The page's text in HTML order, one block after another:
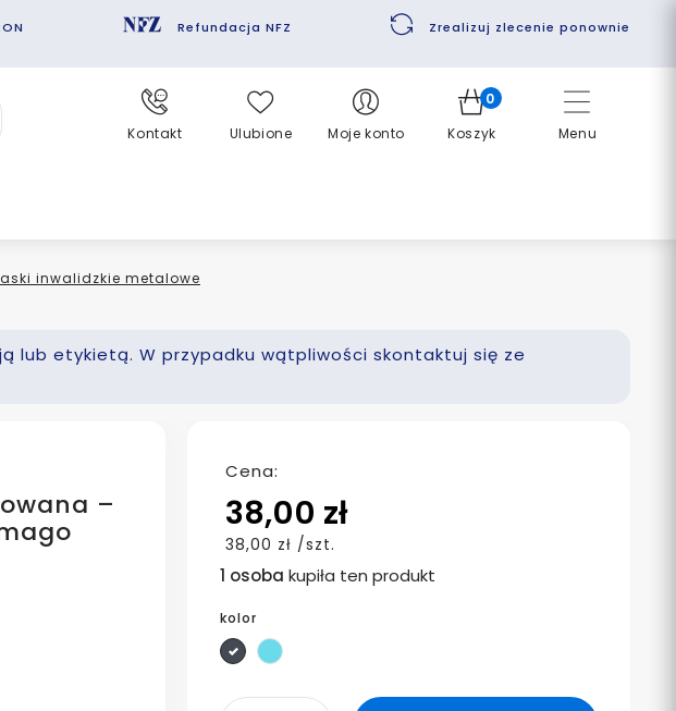
Refundacja NFZ Zrealizuj zlecenie ponownie
Menu
Kontakt Ulubione Moje konto
0
Koszyk
inwalidzkie metalowe
lub etykietą. W przypadku wątpliwości skontaktuj się ze
–
Cena:
38,00 zł
38,00 zł /szt.
1 osoba kupiła ten produkt
kolor
czarnyMiedziany